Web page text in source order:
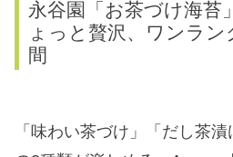
永谷園「お茶づけ海苔
ょっと贅沢、ワンラ
間
「味わい茶づけ」「だし茶漬